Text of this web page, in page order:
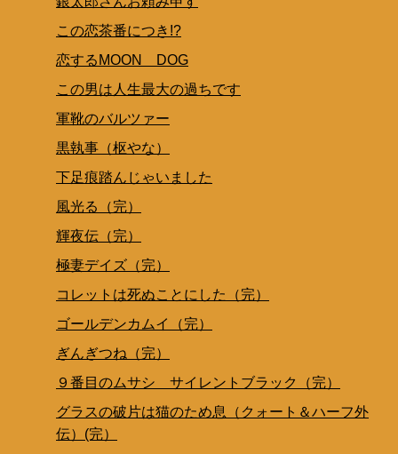
この恋茶番につき!?
恋するMOON DOG
この男は人生最大の過ちです
軍靴のバルツァー
黒執事（枢やな）
下足痕踏んじゃいました
風光る（完）
輝夜伝（完）
極妻デイズ（完）
コレットは死ぬことにした（完）
ゴールデンカムイ（完）
ぎんぎつね（完）
９番目のムサシ サイレントブラック（完）
グラスの破片は猫のため息（クォート＆ハーフ外
伝）(完）